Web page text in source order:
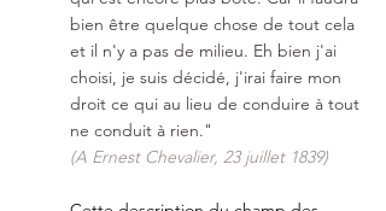
bien être quelque chose de tout cela
et il n'y a pas de milieu. Eh bien j'ai
choisi, je suis décidé, j'irai faire mon
droit ce qui au lieu de conduire à tout
ne conduit à rien."
(A Ernest Chevalier, 23 juillet 1839)